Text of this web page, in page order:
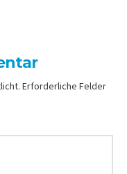
Erforderliche Felder